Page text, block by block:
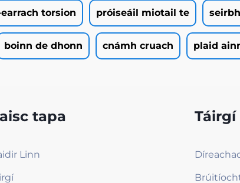
torsion próiseáil miotail te
boinn de dhonn cnámh cruach plaid
tapa
Linn
Táirgí